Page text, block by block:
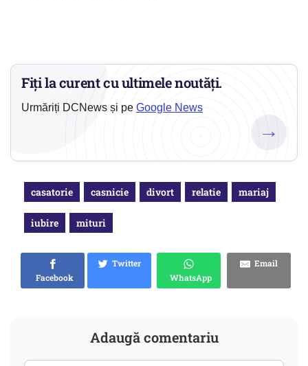
Fiți la curent cu ultimele noutăți.
Urmăriți DCNews și pe Google News
→
casatorie casnicie divort relatie mariaj
iubire mituri
Facebook
Twitter
WhatsApp
Email
Adaugă comentariu